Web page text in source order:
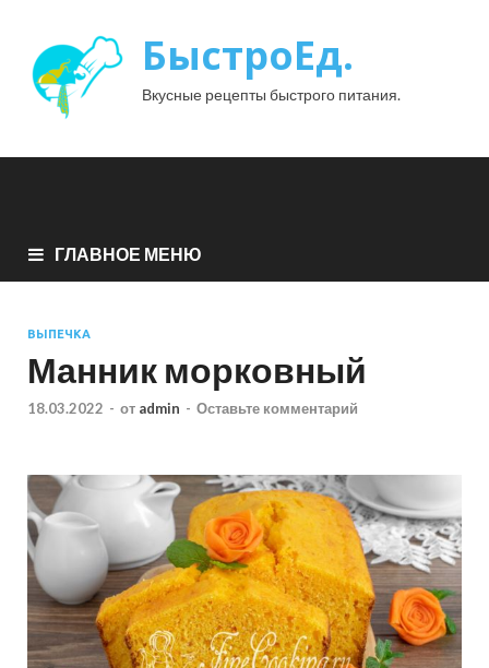
БыстроЕд.
Вкусные рецепты быстрого питания.
ГЛАВНОЕ МЕНЮ
ВЫПЕЧКА
Манник морковный
18.03.2022 - от admin - Оставьте комментарий